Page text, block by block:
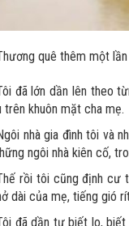
quê thêm một
đã lớn dần lên theo
trên khuôn mặt cha mẹ.
nhà gia đình tôi và
ngôi nhà kiên cố,
rồi tôi cũng định cư
dài của mẹ, tiếng gió
đã dần tự biết lo, biết